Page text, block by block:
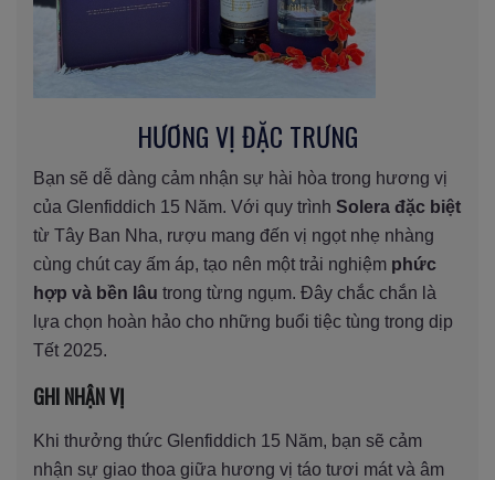
HƯƠNG VỊ ĐẶC TRƯNG
Bạn sẽ dễ dàng cảm nhận sự hài hòa trong hương vị
của Glenfiddich 15 Năm. Với quy trình Solera đặc biệt
từ Tây Ban Nha, rượu mang đến vị ngọt nhẹ nhàng
cùng chút cay ấm áp, tạo nên một trải nghiệm phức
hợp và bền lâu trong từng ngụm. Đây chắc chắn là
lựa chọn hoàn hảo cho những buổi tiệc tùng trong dịp
Tết 2025.
GHI NHẬN VỊ
Khi thưởng thức Glenfiddich 15 Năm, bạn sẽ cảm
nhận sự giao thoa giữa hương vị táo tươi mát và âm